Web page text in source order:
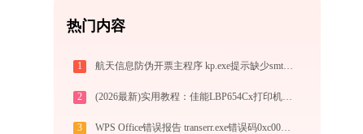
热门内容
1 航天信息防伪开票主程序 kp.exe提示缺少smtpemail.dll文件的解决办法
2 (2026最新)实用教程：佳能LBP654Cx打印机驱动的下载与安装技巧
3 WPS Office错误报告 transerr.exe错误码0xc000000d处理办法